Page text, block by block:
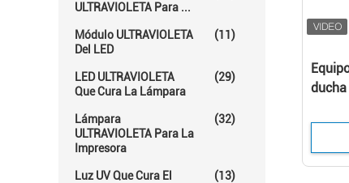
ULTRAVIOLETA Para ...
Módulo ULTRAVIOLETA
Del LED
(11)
LED ULTRAVIOLETA
Que Cura La Lámpara
(29)
Lámpara
ULTRAVIOLETA Para La
Impresora
(32)
Luz UV Que Cura El
(13)
ducha